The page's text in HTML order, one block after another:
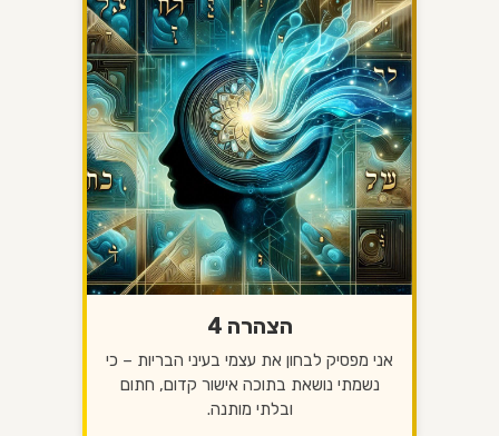
הצהרה 4
אני מפסיק לבחון את עצמי בעיני הבריות – כי
נשמתי נושאת בתוכה אישור קדום, חתום
ובלתי מותנה.